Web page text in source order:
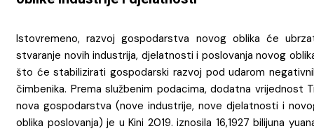
Istovremeno, razvoj gospodarstva novog oblika će
stvaranje novih industrija, djelatnosti i poslovanja novog
što će stabilizirati gospodarski razvoj pod udarom
čimbenika. Prema službenim podacima, dodatna vrijednost
nova gospodarstva (nove industrije, nove djelatnosti i
oblika poslovanja) je u Kini 2019. iznosila 16,1927 bilijuna